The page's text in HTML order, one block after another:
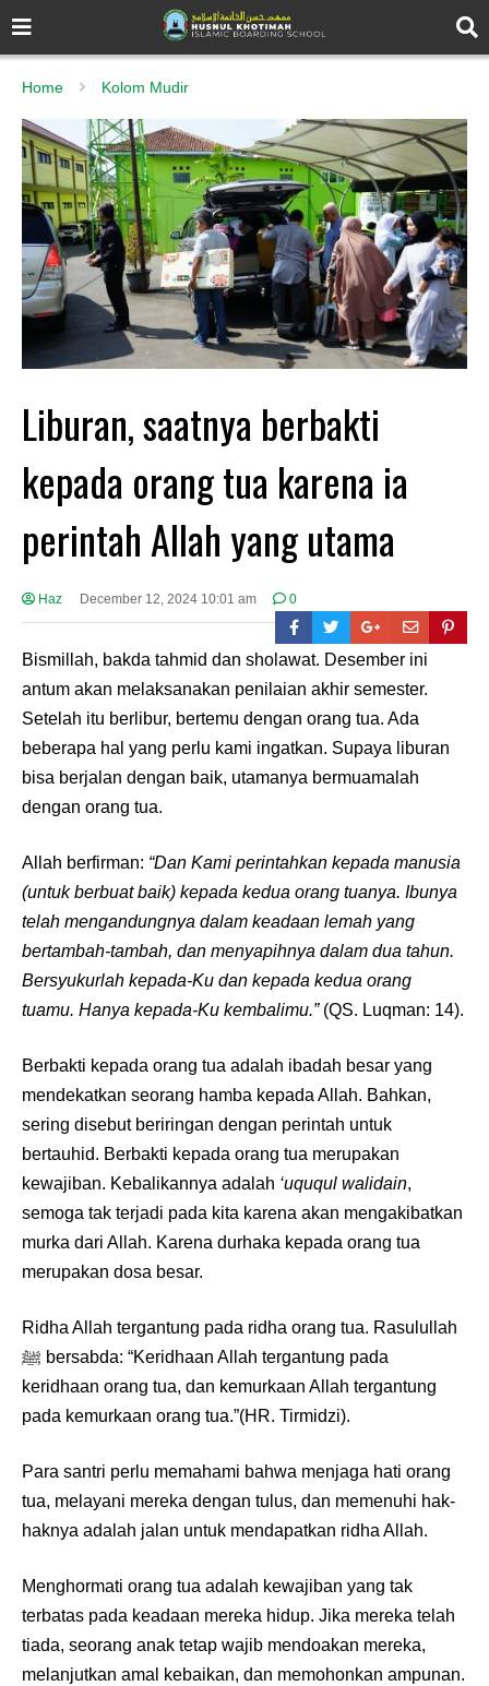
Home Kolom Mudir
Liburan, saatnya berbakti
kepada orang tua karena ia
perintah Allah yang utama
Haz December 12, 2024 10:01 am 0
Bismillah, bakda tahmid dan sholawat. Desember ini
antum akan melaksanakan penilaian akhir semester.
Setelah itu berlibur, bertemu dengan orang tua. Ada
beberapa hal yang perlu kami ingatkan. Supaya liburan
bisa berjalan dengan baik, utamanya bermuamalah
dengan orang tua.
Allah berfirman: “Dan Kami perintahkan kepada manusia
(untuk berbuat baik) kepada kedua orang tuanya. Ibunya
telah mengandungnya dalam keadaan lemah yang
bertambah-tambah, dan menyapihnya dalam dua tahun.
Bersyukurlah kepada-Ku dan kepada kedua orang
tuamu. Hanya kepada-Ku kembalimu.”(QS. Luqman: 14).
Berbakti kepada orang tua adalah ibadah besar yang
mendekatkan seorang hamba kepada Allah. Bahkan,
sering disebut beriringan dengan perintah untuk
bertauhid. Berbakti kepada orang tua merupakan
kewajiban. Kebalikannya adalah ‘uququl walidain,
semoga tak terjadi pada kita karena akan mengakibatkan
murka dari Allah. Karena durhaka kepada orang tua
merupakan dosa besar.
Ridha Allah tergantung pada ridha orang tua. Rasulullah
ﷺ bersabda: “Keridhaan Allah tergantung pada
keridhaan orang tua, dan kemurkaan Allah tergantung
pada kemurkaan orang tua.”(HR. Tirmidzi).
Para santri perlu memahami bahwa menjaga hati orang
tua, melayani mereka dengan tulus, dan memenuhi hak-
haknya adalah jalan untuk mendapatkan ridha Allah.
Menghormati orang tua adalah kewajiban yang tak
terbatas pada keadaan mereka hidup. Jika mereka telah
tiada, seorang anak tetap wajib mendoakan mereka,
melanjutkan amal kebaikan, dan memohonkan ampunan.